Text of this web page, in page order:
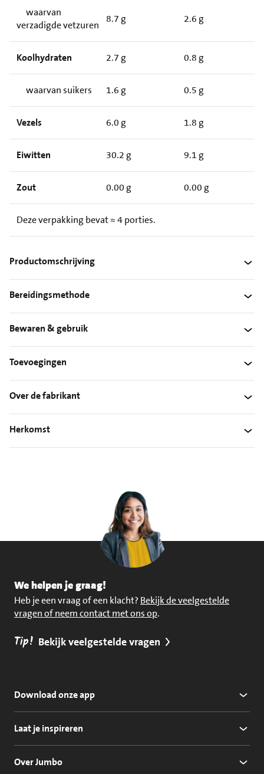
waarvan
verzadigde vetzuren
8.7 g 2.6 g
Koolhydraten 2.7 g 0.8 g
waarvan suikers 1.6 g 0.5 g
Vezels 6.0 g 1.8 g
Eiwitten 30.2 g 9.1 g
Zout 0.00 g 0.00 g
Deze verpakking bevat ≈ 4 porties.
Productomschrijving
Bereidingsmethode
Bewaren & gebruik
Toevoegingen
Over de fabrikant
Herkomst
We helpen je graag!
Heb je een vraag of een klacht? Bekijk de veelgestelde
vragen of neem contact met ons op.
Tip! Bekijk veelgestelde vragen
Download onze app
Laat je inspireren
Over Jumbo